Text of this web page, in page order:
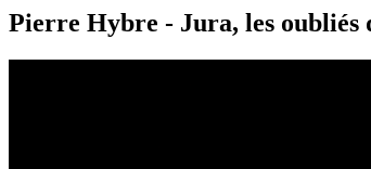
Pierre Hybre - Jura, les oubliés